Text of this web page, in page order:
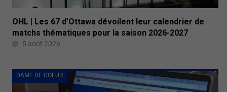
OHL | Les 67 d’Ottawa dévoilent leur calendrier de
matchs thématiques pour la saison 2026-2027
5 août 2026
DAME DE COEUR